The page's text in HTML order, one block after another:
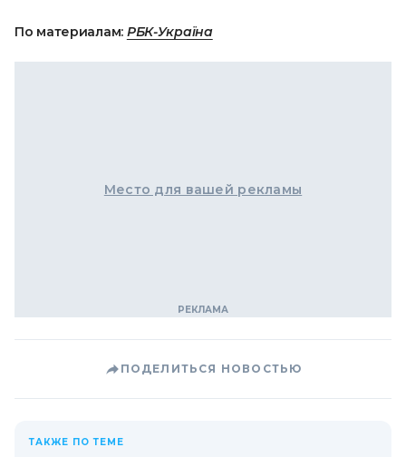
По материалам: РБК-Україна
Место для вашей рекламы
ПОДЕЛИТЬСЯ НОВОСТЬЮ
ТАКЖЕ ПО ТЕМЕ